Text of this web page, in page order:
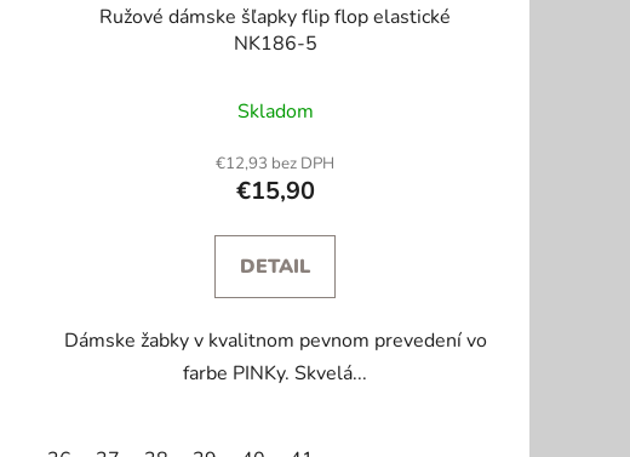
Ružové dámske šľapky flip flop elastické
NK186-5
Skladom
€12,93 bez DPH
€15,90
DETAIL
Dámske žabky v kvalitnom pevnom prevedení vo
farbe PINKy. Skvelá...